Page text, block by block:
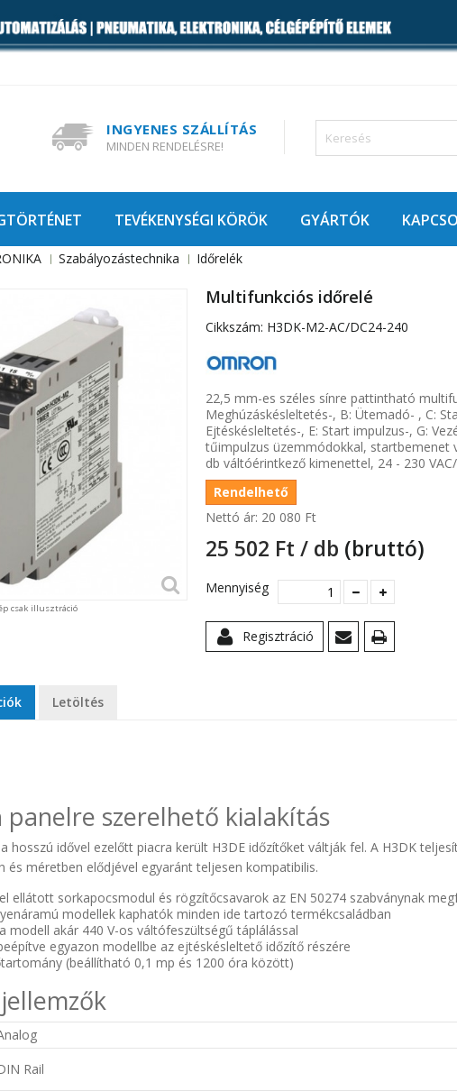
INGYENES SZÁLLÍTÁS
MINDEN RENDELÉSRE!
TEVÉKENYSÉGI KÖRÖK GYÁRTÓK
Szabályozástechnika Időrelék
csak illusztráció
Multifunkciós időrelé
Cikkszám: H3DK-M2-AC/DC24-240
22,5 mm-es széles sínre pattintható
Meghúzáskésleltetés-, B: Ütemadó- , C:
Ejtéskésleltetés-, E: Start impulzus-, G:
tűimpulzus üzemmódokkal, startbemenet
db váltóérintkező kimenettel, 24 - 230
Rendelhető
Nettó ár: 20 080 Ft‎
25 502 Ft‎ / db (bruttó)
Mennyiség
Regisztráció
Letöltés
panelre szerelhető kialakítás
hosszú idővel ezelőtt piacra került H3DE időzítőket váltják fel. A H3DK
és méretben elődjével egyaránt teljesen kompatibilis.
ellátott sorkapocsmodul és rögzítőcsavarok az EN 50274 szabványnak
modellek kaphatók minden ide tartozó termékcsaládban
modell akár 440 V-os váltófeszültségű táplálással
egyazon modellbe az ejtéskésleltető időzítő részére
(beállítható 0,1 mp és 1200 óra között)
Rail